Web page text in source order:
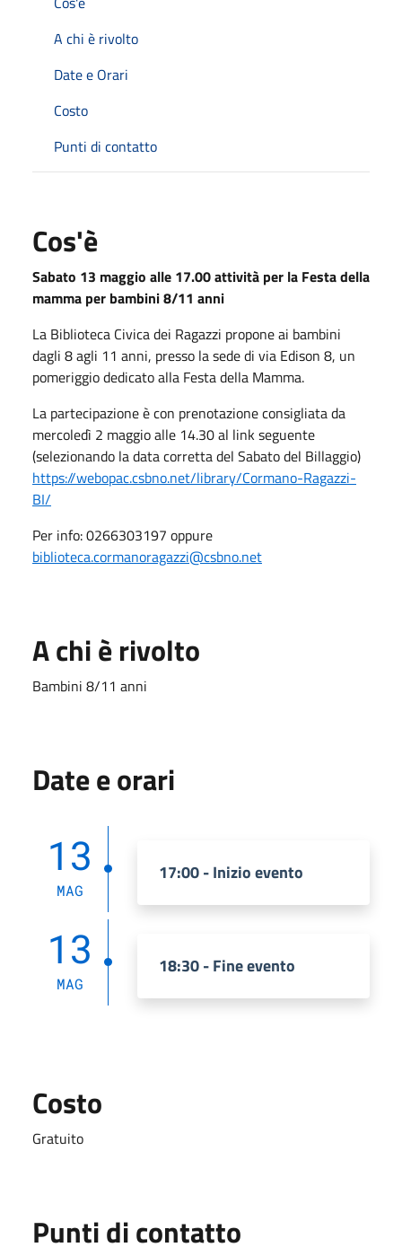
A chi è rivolto
Date e Orari
Costo
Punti di contatto
Cos'è
Sabato 13 maggio alle 17.00 attività per la Festa della
mamma per bambini 8/11 anni
La Biblioteca Civica dei Ragazzi propone ai bambini
dagli 8 agli 11 anni, presso la sede di via Edison 8, un
pomeriggio dedicato alla Festa della Mamma.
La partecipazione è con prenotazione consigliata da
mercoledì 2 maggio alle 14.30 al link seguente
(selezionando la data corretta del Sabato del Billaggio)
https://webopac.csbno.net/library/Cormano-Ragazzi-
BI/
Per info: 0266303197 oppure
biblioteca.cormanoragazzi@csbno.net
A chi è rivolto
Bambini 8/11 anni
Date e orari
13
MAG
17:00 - Inizio evento
13
MAG
18:30 - Fine evento
Costo
Gratuito
Punti di contatto